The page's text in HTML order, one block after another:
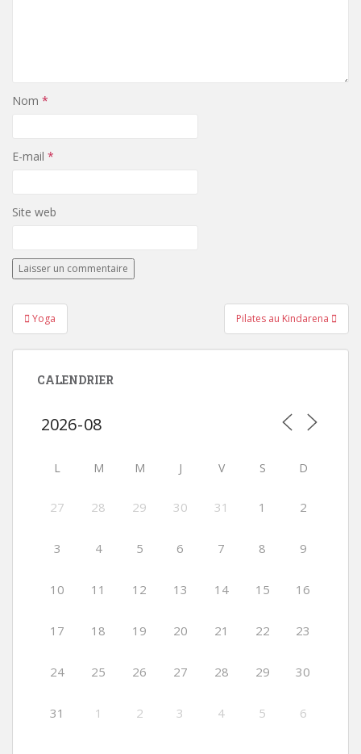
Nom *
E-mail *
Site web
Navigation
de
l’article
Yoga Pilates au Kindarena
CALENDRIER
L M M J V S D
27 28 29 30 31 1 2
3 4 5 6 7 8 9
10 11 12 13 14 15 16
17 18 19 20 21 22 23
24 25 26 27 28 29 30
31 1 2 3 4 5 6